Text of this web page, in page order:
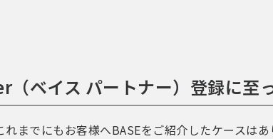
（ベイス パートナー）登録に至
までにもお客様へBASEをご紹介したケースは